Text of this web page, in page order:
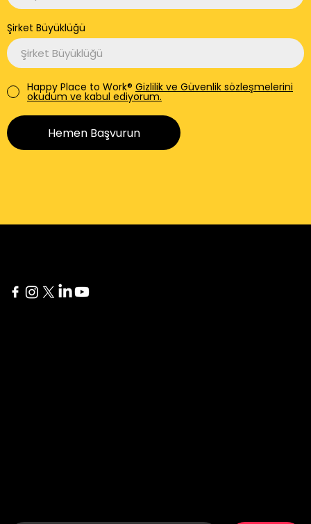
Happy Place to Work® Gizlilik ve Güvenlik sözleşmelerini
okudum ve kabul ediyorum.
Şirket Büyüklüğü
Hemen Başvurun